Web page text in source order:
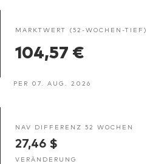
MARKTWERT (52-WOCHEN-TIEF)
104,57 €
PER 07. AUG. 2026
NAV DIFFERENZ 52 WOCHEN
27,46 $
VERÄNDERUNG